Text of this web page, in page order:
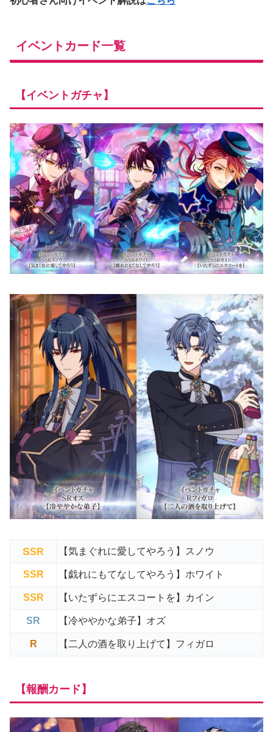
イベントカード一覧
【イベントガチャ】
SSR 【気まぐれに愛してやろう】スノウ
SSR 【戯れにもてなしてやろう】ホワイト
SSR 【いたずらにエスコートを】カイン
SR 【冷ややかな弟子】オズ
R 【二人の酒を取り上げて】フィガロ
【報酬カード】